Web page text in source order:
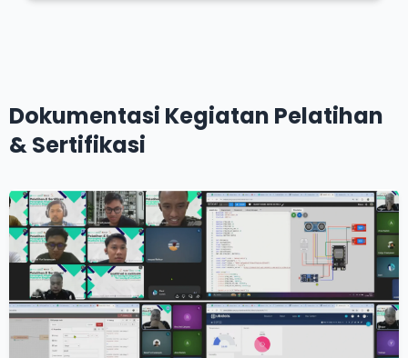
Dokumentasi Kegiatan Pelatihan
& Sertifikasi